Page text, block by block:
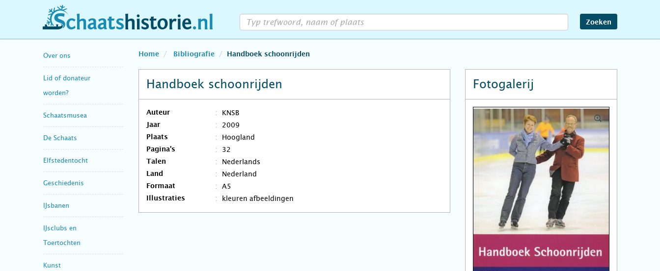
schaatshistorie.nl Zoeken
Over ons
Lid of donateur
worden?
Schaatsmusea
De Schaats
Elfstedentocht
Geschiedenis
IJsbanen
IJsclubs en
Toertochten
Kunst
Home Bibliografie Handboek schoonrijden
Handboek schoonrijden
Auteur KNSB
Jaar 2009
Plaats Hoogland
Pagina's 32
Talen Nederlands
Land Nederland
Formaat A5
Illustraties kleuren afbeeldingen
Fotogalerij